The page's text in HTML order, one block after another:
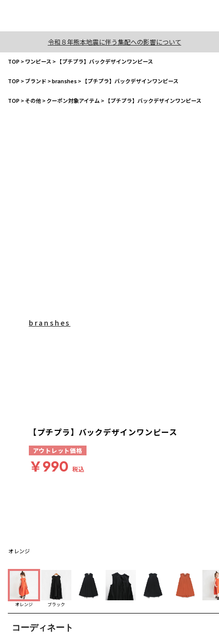
令和８年熊本地震に伴う集配への影響について
TOP>ワンピース > 【プチプラ】バックデザインワンピース
TOP>ブランド >branshes> 【プチプラ】バックデザインワンピース
TOP>その他>クーポン対象アイテム > 【プチプラ】バックデザインワンピース
オレンジ
オレンジ ブラック
コーディネート
branshes
【プチプラ】バックデザインワンピース
アウトレット価格
￥990 税込